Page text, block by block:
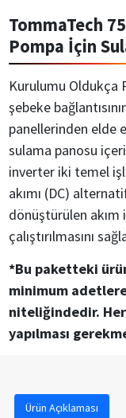
TommaTech
Pompa İçin
Kurulumu Oldukça
şebeke
panellerinden elde
sulama panosu
inverter iki temel
akımı (DC)
dönüştürülen akım
çalıştırılmasını
*Bu paketteki
minimum
niteliğindedir.
yapılması
Ürün Açıklaması